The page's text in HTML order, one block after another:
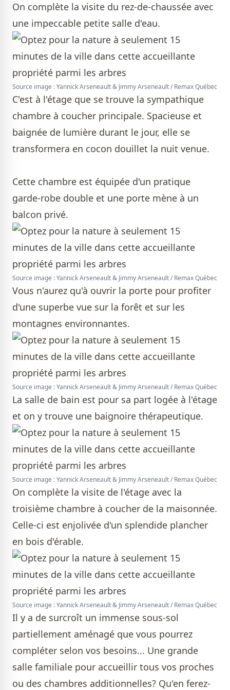
On complète la visite du rez-de-chaussée avec
une impeccable petite salle d'eau.
Source image : Yannick Arseneault & Jimmy Arseneault / Remax Québec
C'est à l'étage que se trouve la sympathique
chambre à coucher principale. Spacieuse et
baignée de lumière durant le jour, elle se
transformera en cocon douillet la nuit venue.
Cette chambre est équipée d'un pratique
garde-robe double et une porte mène à un
balcon privé.
Source image : Yannick Arseneault & Jimmy Arseneault / Remax Québec
Vous n'aurez qu'à ouvrir la porte pour profiter
d'une superbe vue sur la forêt et sur les
montagnes environnantes.
Source image : Yannick Arseneault & Jimmy Arseneault / Remax Québec
La salle de bain est pour sa part logée à l'étage
et on y trouve une baignoire thérapeutique.
Source image : Yannick Arseneault & Jimmy Arseneault / Remax Québec
On complète la visite de l'étage avec la
troisième chambre à coucher de la maisonnée.
Celle-ci est enjolivée d'un splendide plancher
en bois d'érable.
Source image : Yannick Arseneault & Jimmy Arseneault / Remax Québec
Il y a de surcroît un immense sous-sol
partiellement aménagé que vous pourrez
compléter selon vos besoins... Une grande
salle familiale pour accueillir tous vos proches
ou des chambres additionnelles? Qu'en ferez-